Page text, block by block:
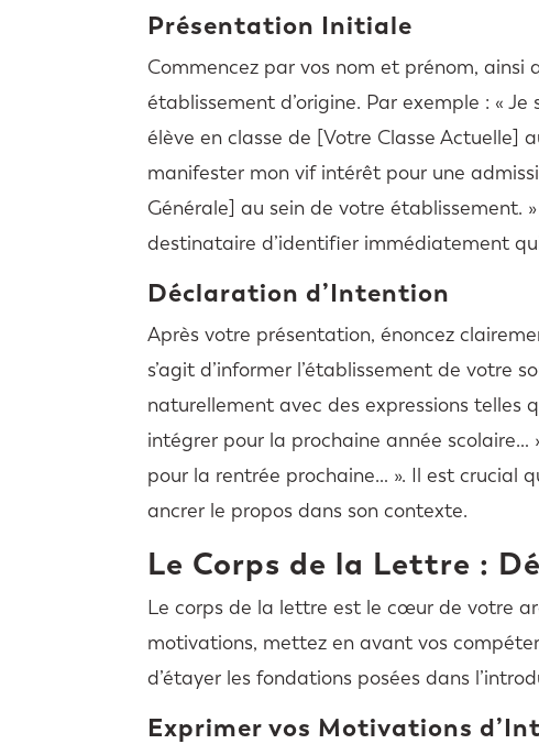
Présentation Initiale
Commencez par vos nom et prénom,
établissement d’origine. Par exemple : «
élève en classe de [Votre Classe Actuelle]
manifester mon vif intérêt pour une
Générale] au sein de votre établissement.
destinataire d’identifier immédiatement
Déclaration d’Intention
Après votre présentation, énoncez
s’agit d’informer l’établissement de votre
naturellement avec des expressions telles
intégrer pour la prochaine année scolaire…
pour la rentrée prochaine… ». Il est crucial
ancrer le propos dans son contexte.
Le Corps de la Lettre :
Le corps de la lettre est le cœur de votre
motivations, mettez en avant vos
d’étayer les fondations posées dans
Exprimer vos Motivations